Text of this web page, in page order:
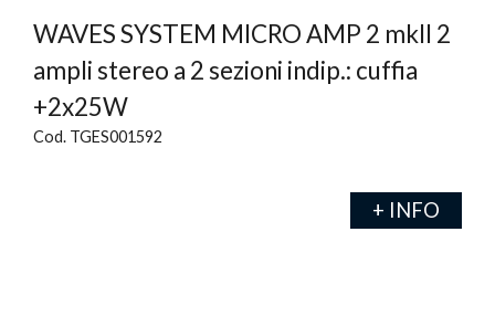
WAVES SYSTEM MICRO AMP 2 mkII 2
ampli stereo a 2 sezioni indip.: cuffia
+2x25W
Cod. TGES001592
+ INFO